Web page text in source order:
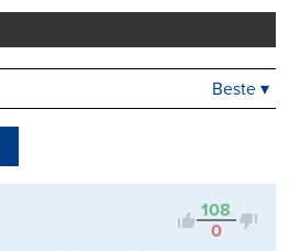
drucken
Kontrovers
Beste ▾
108
0